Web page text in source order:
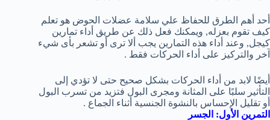
أحد أهم الطرق للحفاظ علي سلامة عضلات الحوض هو تعلم
كيف تقوم بعزله, ويمكنك فعل ذلك عن طريق أداء تمارين
كيجل, وعند أداء هذه التمارين يجب ألا ترى أو تشعر بأى شيء
آخر والتركيز على أداء الحركات فقط .
أيضًا لابد من أداء الحركات بشكل صحيح حتى لا تؤدي إلى
التأثير سلبًا على المثانة ومجرى البول فتزيد من تسرب البول
أو تقليل الإحساس بالنشوة الجنسية أثناء الجماع .
التمرين الأول: الجسر